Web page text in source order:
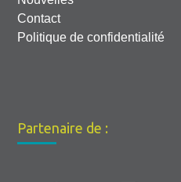
Contact
Politique de confidentialité
Partenaire de :